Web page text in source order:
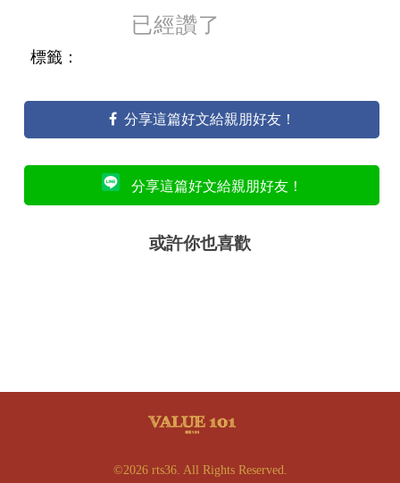
已經讚了
標籤：
分享這篇好文給親朋好友！
分享這篇好文給親朋好友！
或許你也喜歡
©2026 rts36. All Rights Reserved.